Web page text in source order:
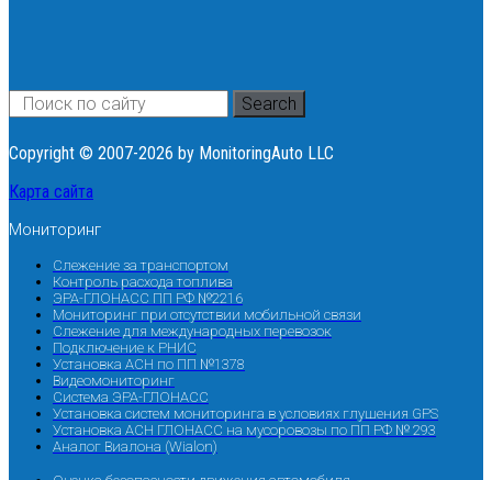
Search
Copyright © 2007-2026 by MonitoringAuto LLC
Карта сайта
Мониторинг
Слежение за транспортом
Контроль расхода топлива
ЭРА-ГЛОНАСС ПП РФ №2216
Мониторинг при отсутствии мобильной связи
Слежение для международных перевозок
Подключение к РНИС
Установка АСН по ПП №1378
Видеомониторинг
Система ЭРА-ГЛОНАСС
Установка систем мониторинга в условиях глушения GPS
Установка АСН ГЛОНАСС на мусоровозы по ПП РФ № 293
Аналог Виалона (Wialon)